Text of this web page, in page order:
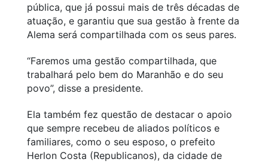
pública, que já possui mais de três décadas de
atuação, e garantiu que sua gestão à frente da
Alema será compartilhada com os seus pares.
“Faremos uma gestão compartilhada, que
trabalhará pelo bem do Maranhão e do seu
povo”, disse a presidente.
Ela também fez questão de destacar o apoio
que sempre recebeu de aliados políticos e
familiares, como o seu esposo, o prefeito
Herlon Costa (Republicanos), da cidade de